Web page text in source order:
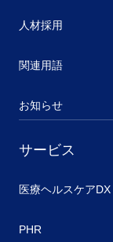
人材採用
関連用語
お知らせ
サービス
医療ヘルスケアDX
PHR